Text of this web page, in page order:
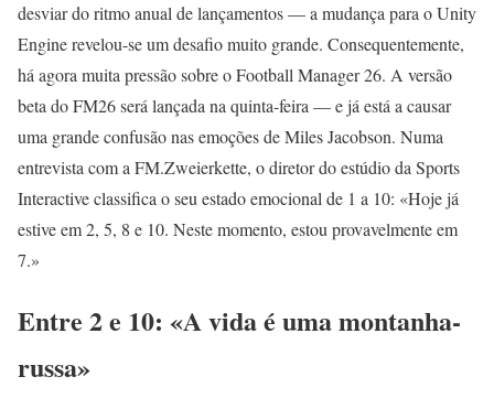
desviar do ritmo anual de lançamentos — a mudança para o Unity
Engine revelou-se um desafio muito grande. Consequentemente,
há agora muita pressão sobre o Football Manager 26. A versão
beta do FM26 será lançada na quinta-feira — e já está a causar
uma grande confusão nas emoções de Miles Jacobson. Numa
entrevista com a FM.Zweierkette, o diretor do estúdio da Sports
Interactive classifica o seu estado emocional de 1 a 10: «Hoje já
estive em 2, 5, 8 e 10. Neste momento, estou provavelmente em
7.»
Entre 2 e 10: «A vida é uma montanha-
russa»